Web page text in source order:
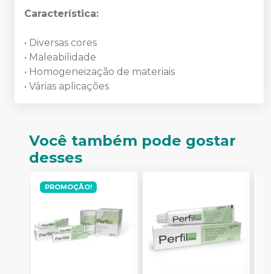
Característica:
• Diversas cores
• Maleabilidade
• Homogeneização de materiais
• Várias aplicações
Você também pode gostar
desses
PROMOÇÃO!